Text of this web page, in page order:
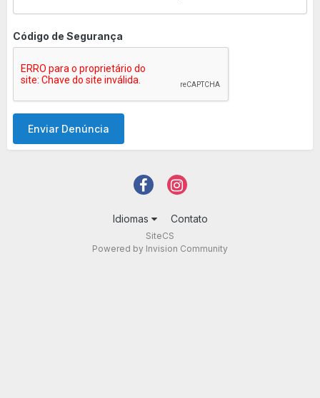
Código de Segurança
Enviar Denúncia
Idiomas Contato
SiteCS
Powered by Invision Community